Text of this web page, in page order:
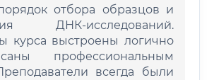
отбора образцов и
ДНК-исследований.
курса выстроены логично
профессиональным
всегда были